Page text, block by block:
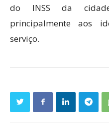
do INSS da
principalmente aos
serviço.